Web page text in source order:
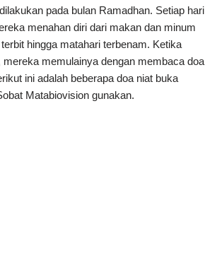
pada bulan Ramadhan. Setiap hari
menahan diri dari makan dan minum
hingga matahari terbenam. Ketika
mereka memulainya dengan membaca doa
ini adalah beberapa doa niat buka
Matabiovision gunakan.